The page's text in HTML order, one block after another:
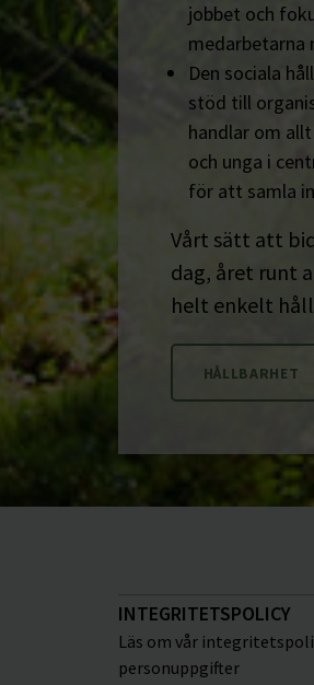
jobbet och
medarbetarna
Den sociala
stöd till
handlar om
och unga i
för att samla
Vårt sätt att
dag, året runt
helt enkelt
HÅLLBARHET
INTEGRITETSPOLICY
Läs om vår
personuppgifter